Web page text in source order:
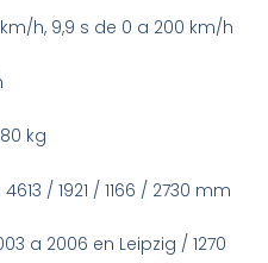
h, 9,9 s de 0 a 200 km/h
kg
4613 / 1921 / 1166 / 2730 mm
a 2006 en Leipzig / 1270